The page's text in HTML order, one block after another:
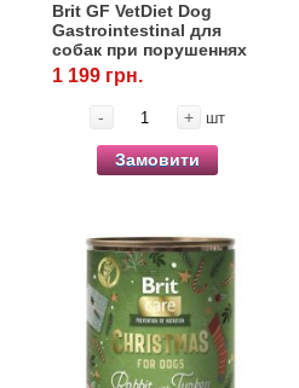
Brit GF VetDiet Dog
Gastrointestinal для
собак при порушеннях
травлення, 2 кг
1 199 грн.
- + шт
Замовити